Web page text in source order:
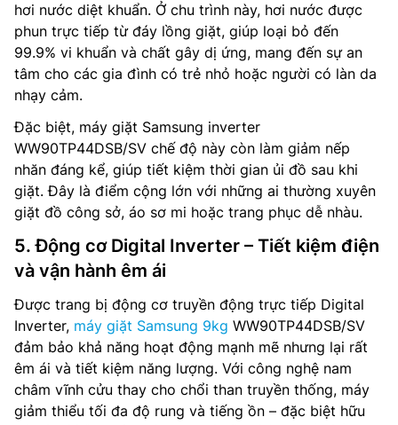
hơi nước diệt khuẩn. Ở chu trình này, hơi nước được
phun trực tiếp từ đáy lồng giặt, giúp loại bỏ đến
99.9% vi khuẩn và chất gây dị ứng, mang đến sự an
tâm cho các gia đình có trẻ nhỏ hoặc người có làn da
nhạy cảm.
Đặc biệt, máy giặt Samsung inverter
WW90TP44DSB/SV chế độ này còn làm giảm nếp
nhăn đáng kể, giúp tiết kiệm thời gian ủi đồ sau khi
giặt. Đây là điểm cộng lớn với những ai thường xuyên
giặt đồ công sở, áo sơ mi hoặc trang phục dễ nhàu.
5. Động cơ Digital Inverter – Tiết kiệm điện
và vận hành êm ái
Được trang bị động cơ truyền động trực tiếp Digital
Inverter, máy giặt Samsung 9kg WW90TP44DSB/SV
đảm bảo khả năng hoạt động mạnh mẽ nhưng lại rất
êm ái và tiết kiệm năng lượng. Với công nghệ nam
châm vĩnh cửu thay cho chổi than truyền thống, máy
giảm thiểu tối đa độ rung và tiếng ồn – đặc biệt hữu